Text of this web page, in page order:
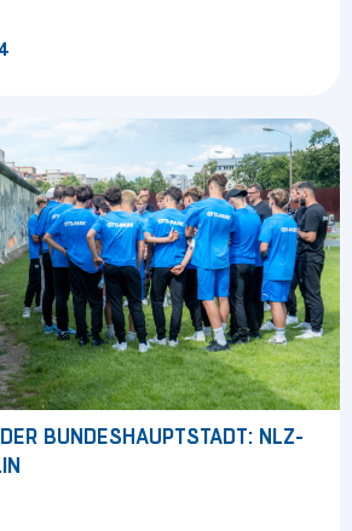
DER BUNDESHAUPTSTADT: NLZ-